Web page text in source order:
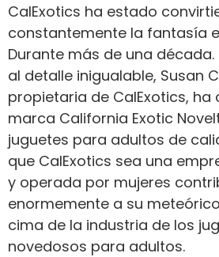
CalExotics ha estado
constantemente la fantasía
Durante más de una
al detalle inigualable, Susan
propietaria de CalExotics, ha
marca California Exotic
juguetes para adultos de
que CalExotics sea una
y operada por mujeres
enormemente a su
cima de la industria de los
novedosos para adultos.